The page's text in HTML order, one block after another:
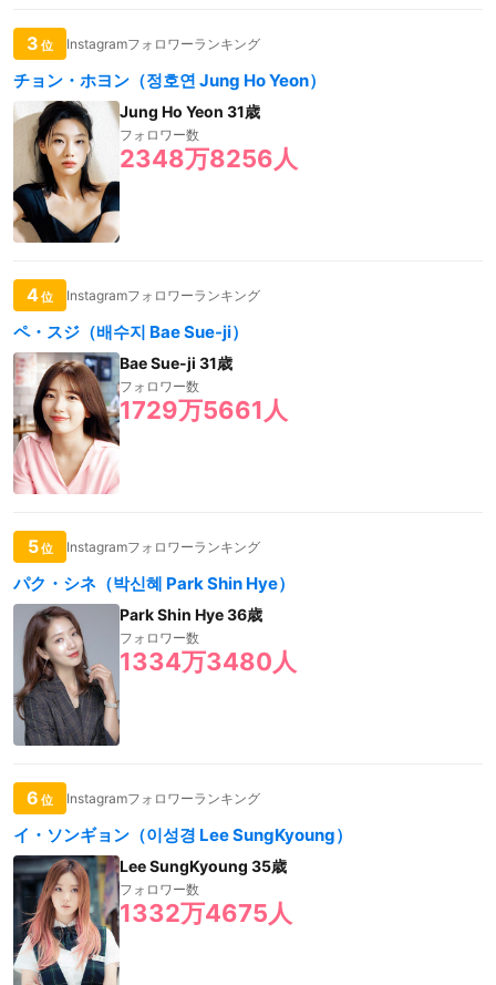
3 位 Instagramフォロワーランキング
チョン・ホヨン（정호연 Jung Ho Yeon）
Jung Ho Yeon 31歳
フォロワー数
2348万8256人
4位 Instagramフォロワーランキング
ペ・スジ（배수지 Bae Sue-ji）
Bae Sue-ji 31歳
フォロワー数
1729万5661人
5位 Instagramフォロワーランキング
パク・シネ（박신혜 Park Shin Hye）
Park Shin Hye 36歳
フォロワー数
1334万3480人
6 位 Instagramフォロワーランキング
イ・ソンギョン（이성경 Lee SungKyoung）
Lee SungKyoung 35歳
フォロワー数
1332万4675人